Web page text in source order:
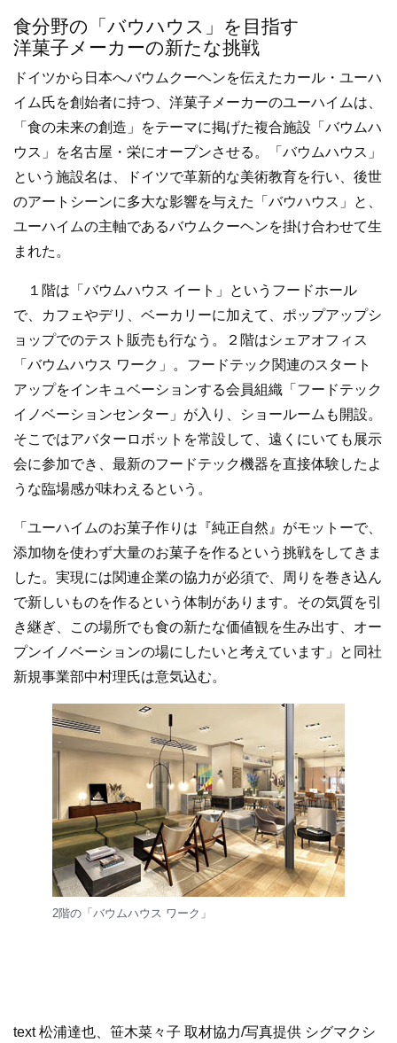
食分野の「バウハウス」を目指す
洋菓子メーカーの新たな挑戦
ドイツから日本へバウムクーヘンを伝えたカール・ユーハ
イム氏を創始者に持つ、洋菓子メーカーのユーハイムは、
「食の未来の創造」をテーマに掲げた複合施設「バウムハ
ウス」を名古屋・栄にオープンさせる。「バウムハウス」
という施設名は、ドイツで革新的な美術教育を行い、後世
のアートシーンに多大な影響を与えた「バウハウス」と、
ユーハイムの主軸であるバウムクーヘンを掛け合わせて生
まれた。
１階は「バウムハウス イート」というフードホール
で、カフェやデリ、ベーカリーに加えて、ポップアップシ
ョップでのテスト販売も行なう。２階はシェアオフィス
「バウムハウス ワーク」。フードテック関連のスタート
アップをインキュベーションする会員組織「フードテック
イノベーションセンター」が入り、ショールームも開設。
そこではアバターロボットを常設して、遠くにいても展示
会に参加でき、最新のフードテック機器を直接体験したよ
うな臨場感が味わえるという。
「ユーハイムのお菓子作りは『純正自然』がモットーで、
添加物を使わず大量のお菓子を作るという挑戦をしてきま
した。実現には関連企業の協力が必須で、周りを巻き込ん
で新しいものを作るという体制があります。その気質を引
き継ぎ、この場所でも食の新たな価値観を生み出す、オー
プンイノベーションの場にしたいと考えています」と同社
新規事業部中村理氏は意気込む。
2階の「バウムハウス ワーク」
text 松浦達也、笹木菜々子 取材協力/写真提供 シグマクシ